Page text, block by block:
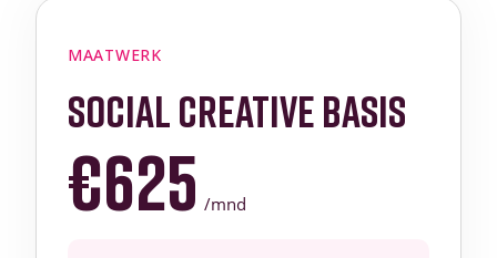
MAATWERK
social creative basis
€625 /mnd